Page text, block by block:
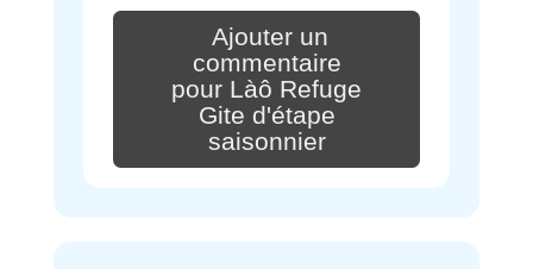
Ajouter un
commentaire
pour Làô Refuge
Gite d'étape
saisonnier